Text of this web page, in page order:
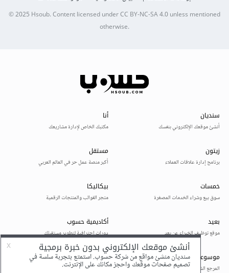
© 2025Hsoub.Content licensed underCC BY-NC-SA 4.0unless mentioned
otherwise.